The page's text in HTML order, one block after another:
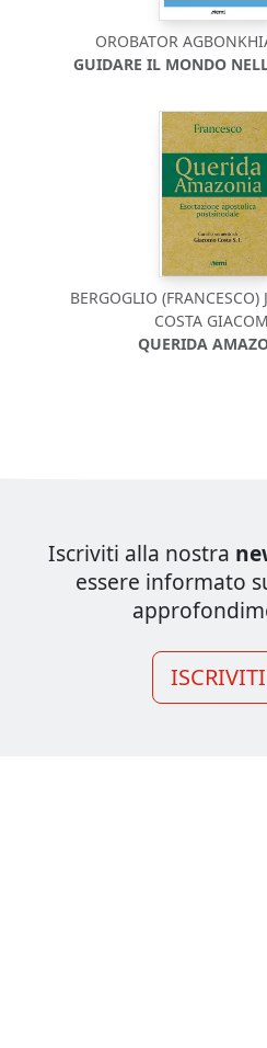
OROBATOR
GUIDARE IL MONDO
BERGOGLIO (FRANCESCO)
COSTA
QUERIDA
Iscriviti alla nostra
essere informato
ISCRIVITI